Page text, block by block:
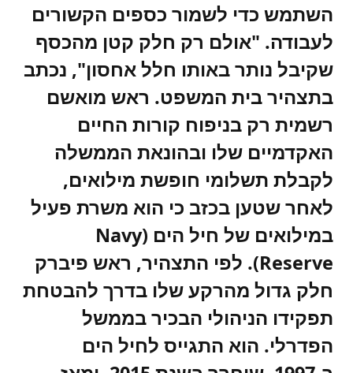
השתמש כדי לשמור כספים הקשורים
לעבודה. "אולם רק חלק קטן מהכסף
שקיבל נותר באותו חלל אחסון", נכתב
בתצהיר בית המשפט. ראש מואשם
רשמית רק בניפוח קורות החיים
האקדמיים שלו ובהונאת הממשלה
לקבלת תשלומי חופשת מילואים,
לאחר שטען בכזב כי הוא משרת פעיל
במילואים של חיל הים (Navy
Reserve). לפי התצהיר, ראש פיברק
חלק גדול מהרקע שלו בדרך להבטחת
תפקידו הניהולי הבכיר בממשל
הפדרלי. הוא התגייס לחיל הים